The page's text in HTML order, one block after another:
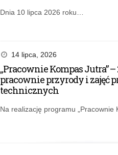
Dnia 10 lipca 2026 roku…
14 lipca, 2026
„Pracownie Kompas Jutra” –
pracownie przyrody i zajęć
technicznych
Na realizację programu „Pracownie